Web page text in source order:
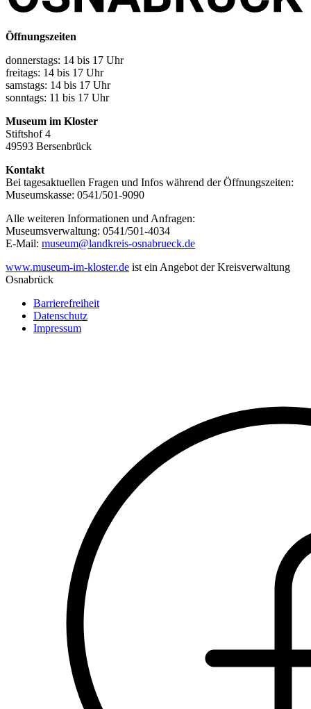
Öffnungszeiten
donnerstags: 14 bis 17 Uhr
freitags: 14 bis 17 Uhr
samstags: 14 bis 17 Uhr
sonntags: 11 bis 17 Uhr
Museum im Kloster
Stiftshof 4
49593 Bersenbrück
Kontakt
Bei tagesaktuellen Fragen und Infos während der Öffnungszeiten:
Museumskasse: 0541/501-9090
Alle weiteren Informationen und Anfragen:
Museumsverwaltung: 0541/501-4034
E-Mail: museum@landkreis-osnabrueck.de
www.museum-im-kloster.de ist ein Angebot der Kreisverwaltung
Osnabrück
Fußzeile
Barrierefreiheit
Datenschutz
Impressum